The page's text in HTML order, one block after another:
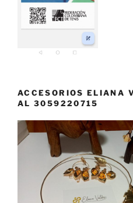
ACCESORIOS ELIANA
AL 3059220715